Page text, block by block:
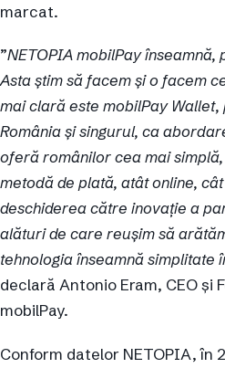
marcat.
”NETOPIA mobilPay
Asta știm să facem și o facem
mai clară este mobilPay
România și singurul, ca
oferă românilor cea mai
metodă de plată, atât online,
deschiderea către inovație a
alături de care reușim să
tehnologia înseamnă simplitate
declară Antonio Eram, CEO și
mobilPay.
Conform datelor NETOPIA, în